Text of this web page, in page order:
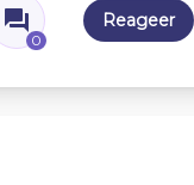
0
Reageer